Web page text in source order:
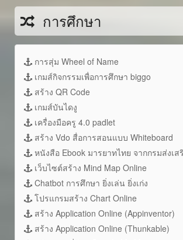
การศึกษา
การสุ่ม Wheel of Name
เกมส์กิจกรรมเพื่อการศึกษา biggo
สร้าง QR Code
เกมส์บันไดงู
เครื่องมือครู 4.0 padlet
สร้าง Vdo สื่อการสอนแบบ Whiteboard
หนังสือ Ebook มารยาทไทย จากกรมส่งเ
เว็บไซต์สร้าง Mind Map Online
Chatbot การศึกษา ยิ่งเล่น ยิ่งเก่ง
โปรแกรมสร้าง Chart Online
สร้าง Application Online (Appinventor)
สร้าง Application Online (Thunkable)